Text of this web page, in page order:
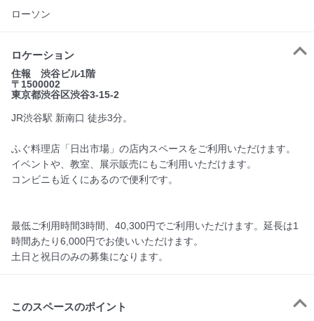
ローソン
ロケーション
住報 渋谷ビル1階
〒1500002
東京都渋谷区渋谷3-15-2
JR渋谷駅 新南口 徒歩3分。
ふぐ料理店「日出市場」の店内スペースをご利用いただけます。
イベントや、教室、展示販売にもご利用いただけます。
コンビニも近くにあるので便利です。
最低ご利用時間3時間、40,300円でご利用いただけます。延長は1
時間あたり6,000円でお使いいただけます。
土日と祝日のみの募集になります。
このスペースのポイント